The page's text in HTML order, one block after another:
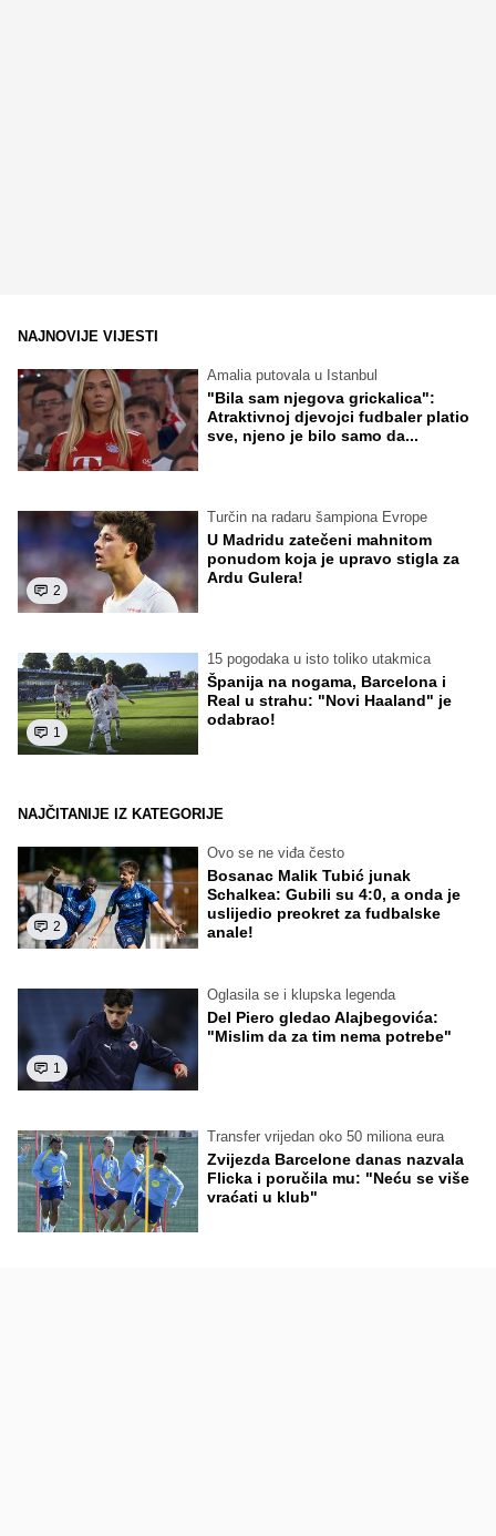
NAJNOVIJE VIJESTI
Amalia putovala u Istanbul
"Bila sam njegova grickalica":
Atraktivnoj djevojci fudbaler platio
sve, njeno je bilo samo da...
2
Turčin na radaru šampiona Evrope
U Madridu zatečeni mahnitom
ponudom koja je upravo stigla za
Ardu Gulera!
1
15 pogodaka u isto toliko utakmica
Španija na nogama, Barcelona i
Real u strahu: "Novi Haaland" je
odabrao!
NAJČITANIJE IZ KATEGORIJE
2
Ovo se ne viđa često
Bosanac Malik Tubić junak
Schalkea: Gubili su 4:0, a onda je
uslijedio preokret za fudbalske
anale!
1
Oglasila se i klupska legenda
Del Piero gledao Alajbegovića:
"Mislim da za tim nema potrebe"
Transfer vrijedan oko 50 miliona eura
Zvijezda Barcelone danas nazvala
Flicka i poručila mu: "Neću se više
vraćati u klub"